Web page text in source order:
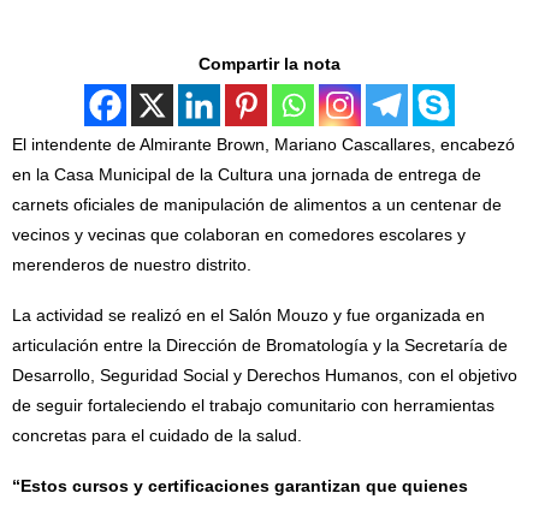
Compartir la nota
El intendente de Almirante Brown, Mariano Cascallares, encabezó
en la Casa Municipal de la Cultura una jornada de entrega de
carnets oficiales de manipulación de alimentos a un centenar de
vecinos y vecinas que colaboran en comedores escolares y
merenderos de nuestro distrito.
La actividad se realizó en el Salón Mouzo y fue organizada en
articulación entre la Dirección de Bromatología y la Secretaría de
Desarrollo, Seguridad Social y Derechos Humanos, con el objetivo
de seguir fortaleciendo el trabajo comunitario con herramientas
concretas para el cuidado de la salud.
“Estos cursos y certificaciones garantizan que quienes